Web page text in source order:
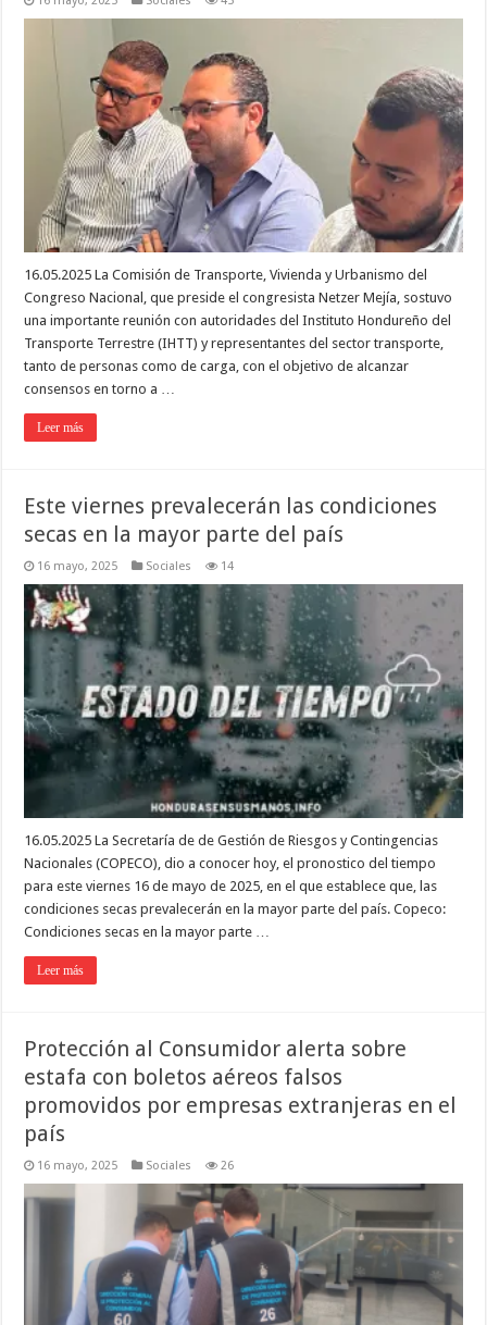
16.05.2025 La Comisión de Transporte, Vivienda y Urbanismo del
Congreso Nacional, que preside el congresista Netzer Mejía, sostuvo
una importante reunión con autoridades del Instituto Hondureño del
Transporte Terrestre (IHTT) y representantes del sector transporte,
tanto de personas como de carga, con el objetivo de alcanzar
consensos en torno a …
Leer más
Este viernes prevalecerán las condiciones
secas en la mayor parte del país
16 mayo, 2025 Sociales 14
16.05.2025 La Secretaría de de Gestión de Riesgos y Contingencias
Nacionales (COPECO), dio a conocer hoy, el pronostico del tiempo
para este viernes 16 de mayo de 2025, en el que establece que, las
condiciones secas prevalecerán en la mayor parte del país. Copeco:
Condiciones secas en la mayor parte …
Leer más
Protección al Consumidor alerta sobre
estafa con boletos aéreos falsos
promovidos por empresas extranjeras en el
país
16 mayo, 2025 Sociales 26